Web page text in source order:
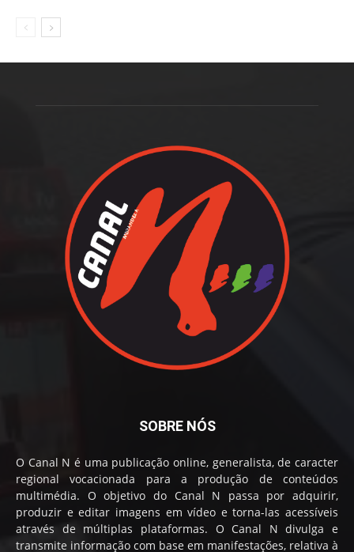
SOBRE NÓS
O Canal N é uma publicação online, generalista, de caracter
regional vocacionada para a produção de conteúdos
multimédia. O objetivo do Canal N passa por adquirir,
produzir e editar imagens em vídeo e torna-las acessíveis
através de múltiplas plataformas. O Canal N divulga e
transmite informação com base em manifestações, relativa à